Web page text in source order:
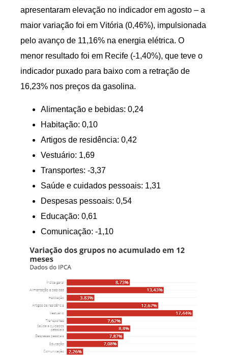
apresentaram elevação no indicador em agosto – a
maior variação foi em Vitória (0,46%), impulsionada
pelo avanço de 11,16% na energia elétrica. O
menor resultado foi em Recife (-1,40%), que teve o
indicador puxado para baixo com a retração de
16,23% nos preços da gasolina.
Alimentação e bebidas: 0,24
Habitação: 0,10
Artigos de residência: 0,42
Vestuário: 1,69
Transportes: -3,37
Saúde e cuidados pessoais: 1,31
Despesas pessoais: 0,54
Educação: 0,61
Comunicação: -1,10